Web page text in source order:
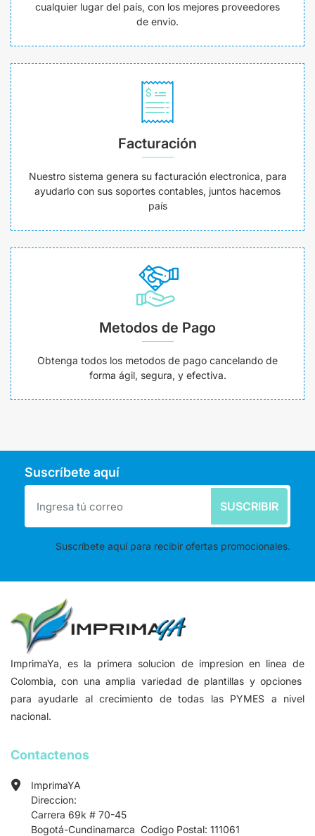
cualquier lugar del país, con los mejores proveedores
de envio.
Facturación
Nuestro sistema genera su facturación electronica, para
ayudarlo con sus soportes contables, juntos hacemos
país
Metodos de Pago
Obtenga todos los metodos de pago cancelando de
forma ágil, segura, y efectiva.
Suscríbete aquí
SUSCRIBIR
Suscríbete aquí para recibir ofertas promocionales.
ImprimaYa, es la primera solucion de impresion en linea de
Colombia, con una amplia variedad de plantillas y opciones
para ayudarle al crecimiento de todas las PYMES a nivel
nacional.
Contactenos
ImprimaYA
Direccion:
Carrera 69k # 70-45
Bogotá-Cundinamarca Codigo Postal: 111061